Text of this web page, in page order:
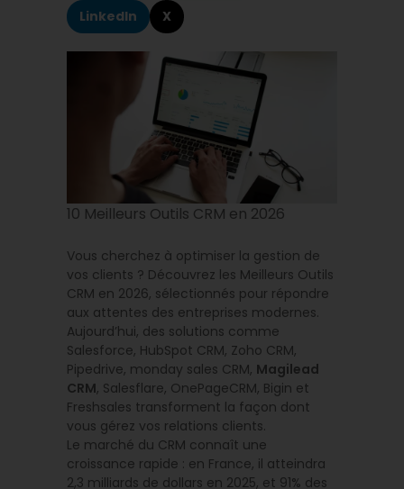
LinkedIn
X
10 Meilleurs Outils CRM en 2026
Vous cherchez à optimiser la gestion de
vos clients ? Découvrez les Meilleurs Outils
CRM en 2026, sélectionnés pour répondre
aux attentes des entreprises modernes.
Aujourd’hui, des solutions comme
Salesforce, HubSpot CRM, Zoho CRM,
Pipedrive, monday sales CRM, Magilead
CRM, Salesflare, OnePageCRM, Bigin et
Freshsales transforment la façon dont
vous gérez vos relations clients.
Le marché du CRM connaît une
croissance rapide : en France, il atteindra
2,3 milliards de dollars en 2025, et 91% des